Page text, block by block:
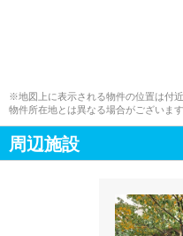
※地図上に表示される物件の位置は付
物件所在地とは異なる場合がございます
周辺施設